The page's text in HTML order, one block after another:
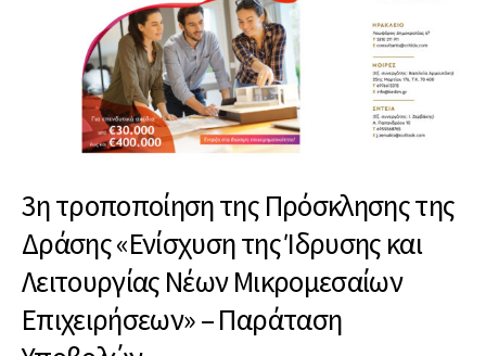
3η τροποποίηση της Πρόσκλησης της
Δράσης «Ενίσχυση της Ίδρυσης και
Λειτουργίας Νέων Μικρομεσαίων
Επιχειρήσεων» – Παράταση